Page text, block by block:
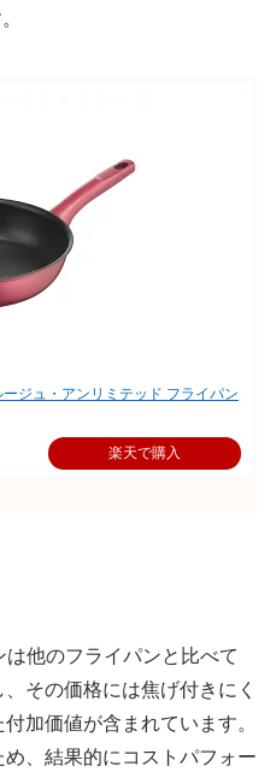
ジュ・アンリミテッド フライパン
楽天で購入
他のフライパンと比べて
その価格には焦げ付きにく
加価値が含まれています。
、結果的にコストパフォー